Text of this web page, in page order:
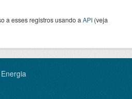
a esses registros usando a API (veja